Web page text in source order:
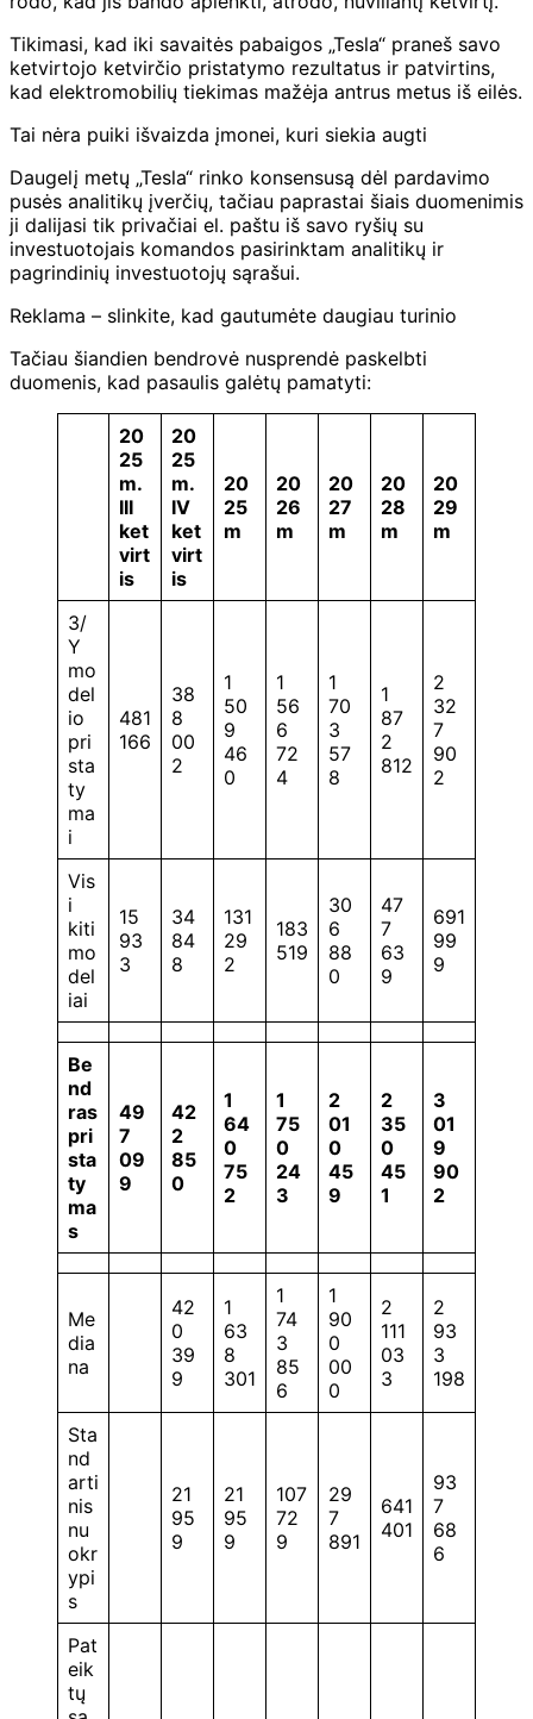
Tikimasi, kad iki savaitės pabaigos „Tesla“ praneš savo
ketvirtojo ketvirčio pristatymo rezultatus ir patvirtins,
kad elektromobilių tiekimas mažėja antrus metus iš eilės.
Tai nėra puiki išvaizda įmonei, kuri siekia augti
Daugelį metų „Tesla“ rinko konsensusą dėl pardavimo
pusės analitikų įverčių, tačiau paprastai šiais duomenimis
ji dalijasi tik privačiai el. paštu iš savo ryšių su
investuotojais komandos pasirinktam analitikų ir
pagrindinių investuotojų sąrašui.
Reklama – slinkite, kad gautumėte daugiau turinio
Tačiau šiandien bendrovė nusprendė paskelbti
duomenis, kad pasaulis galėtų pamatyti:
20
25
m.
III
ket
virt
is
20
25
m.
IV
ket
virt
is
20
25
m
20
26
m
20
27
m
20
28
m
20
29
m
3/
Y
mo
del
io
pri
sta
ty
ma
i
481
166
38
8
00
2
1
50
9
46
0
1
56
6
72
4
1
70
3
57
8
1
87
2
812
2
32
7
90
2
Vis
i
kiti
mo
del
iai
15
93
3
34
84
8
131
29
2
183
519
30
6
88
0
47
7
63
9
691
99
9
Be
nd
ras
pri
sta
ty
ma
s
49
7
09
9
42
2
85
0
1
64
0
75
2
1
75
0
24
3
2
01
0
45
9
2
35
0
45
1
3
01
9
90
2
Me
dia
na
42
0
39
9
1
63
8
301
1
74
3
85
6
1
90
0
00
0
2
111
03
3
2
93
3
198
Sta
nd
arti
nis
nu
okr
ypi
s
21
95
9
21
95
9
107
72
9
29
7
891
641
401
93
7
68
6
Pat
eik
tų